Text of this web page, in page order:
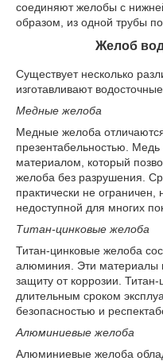
соединяют желобы с
образом, из одной трубы
Желоб
Существует несколько
изготавливают
Медные желоба
Медные желоба
презентабельностью.
материалом, который
желоба без разрушения.
практически не
недоступной для многих
Титан-цинковые желоба
Титан-цинковые желоба
алюминия. Эти материалы
защиту от коррозии.
длительным сроком
безопасностью и
Алюминиевые желоба
Алюминиевые желоба